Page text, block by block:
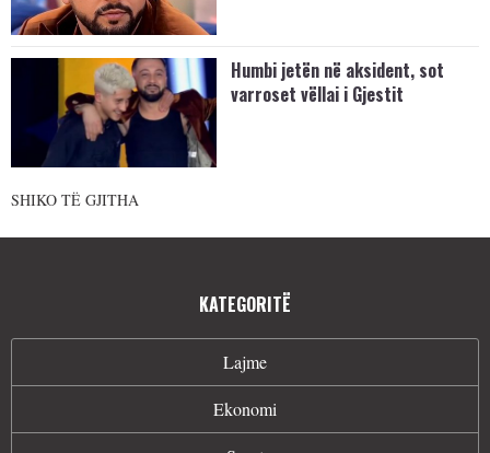
Humbi jetën në aksident, sot
varroset vëllai i Gjestit
SHIKO TË GJITHA
KATEGORITË
Lajme
Ekonomi